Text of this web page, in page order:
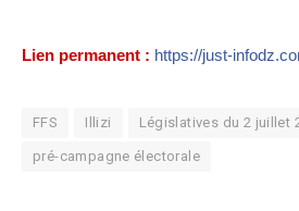
Lien permanent : https://just-
FFS Illizi Législatives du 2 juillet
pré-campagne électorale